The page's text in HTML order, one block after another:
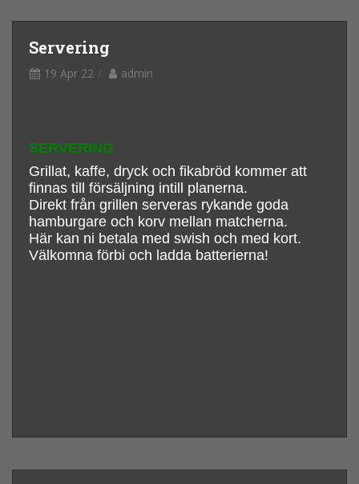
Servering
19 Apr 22 admin
SERVERING
Grillat, kaffe, dryck och fikabröd kommer att
finnas till försäljning intill planerna.
Direkt från grillen serveras rykande goda
hamburgare och korv mellan matcherna.
Här kan ni betala med swish och med kort.
Välkomna förbi och ladda batterierna!